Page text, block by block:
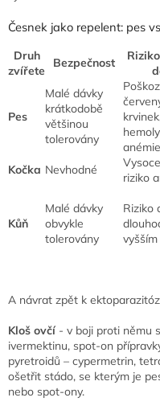
Česnek jako repelent: pes
Druh
zvířete
Bezpečnost
Pes
Malé dávky
krátkodobě
většinou
tolerovány
anémie
Kočka Nevhodné
riziko
Kůň
Malé dávky
obvykle
tolerovány
Riziko
A návrat zpět k
Kloš ovčí - v boji proti němu
ivermektinu, spot-on
pyretroidů – cypermetrin,
ošetřit stádo, se kterým je
nebo spot-ony.